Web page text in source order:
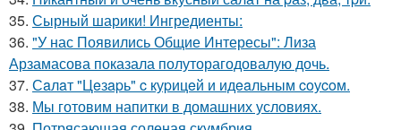
35. Сырный шарики! Ингредиенты:
36. "У нас Появились Общие Интересы": Лиза
Арзамасова показала полуторагодовалую дочь.
37. Сaлaт "Цeзapь" c куpицeй и идeaльным coуcoм.
38. Мы готовим напитки в домашних условиях.